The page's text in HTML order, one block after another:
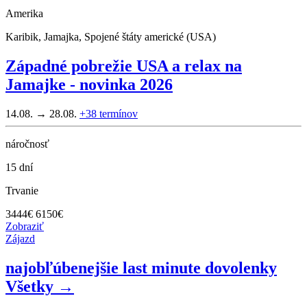
Amerika
Karibik, Jamajka, Spojené štáty americké (USA)
Západné pobrežie USA a relax na
Jamajke - novinka 2026
14.08. → 28.08. +38 termínov
náročnosť
15 dní
Trvanie
3444€ 6150€
Zobraziť
Zájazd
najobľúbenejšie last minute dovolenky
Všetky →